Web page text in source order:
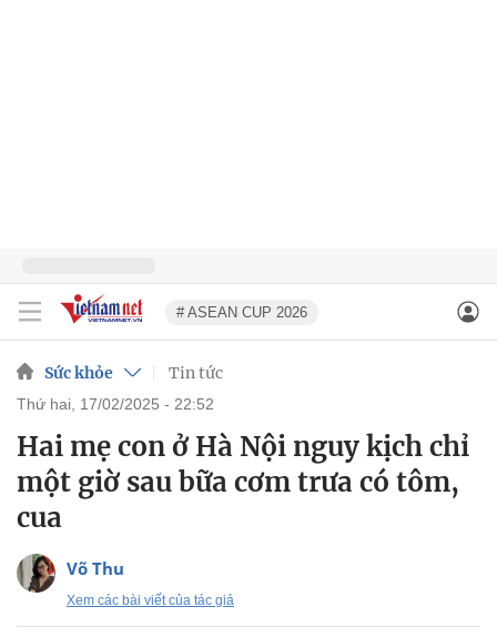
# ASEAN CUP 2026
Sức khỏe Tin tức
thứ hai, 17/02/2025 - 22:52
Hai mẹ con ở Hà Nội nguy kịch chỉ
một giờ sau bữa cơm trưa có tôm,
cua
Võ Thu
Xem các bài viết của tác giả